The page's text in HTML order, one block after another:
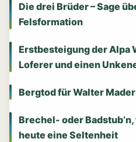
Die drei Brüder – Sage
Felsformation
Erstbesteigung der Alpa
Loferer und einen
Bergtod für Walter
Brechel- oder
heute eine Seltenheit